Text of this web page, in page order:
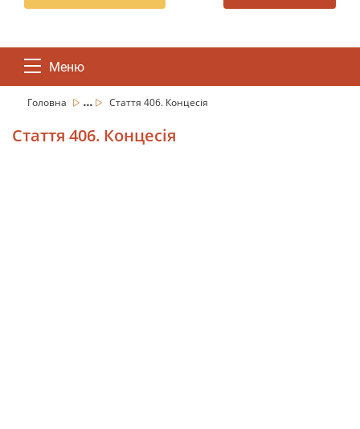
Меню
Головна ... Стаття 406. Концесія
Стаття 406. Концесія